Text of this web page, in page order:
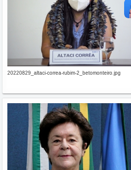
20220829_altaci-correa-rubim-2_betomonteiro.jpg